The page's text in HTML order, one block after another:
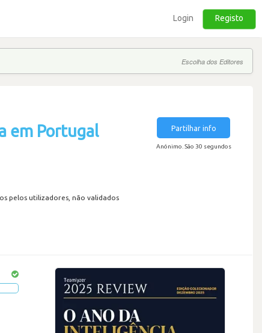
Login Registo
Escolha dos Editores
em Portugal
pelos utilizadores, não validados
Partilhar info
Anónimo. São 30 segundos